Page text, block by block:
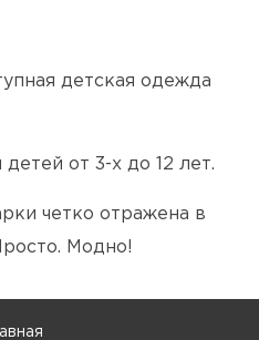
детская одежда
от 3-х до 12 лет.
четко отражена в
Модно!